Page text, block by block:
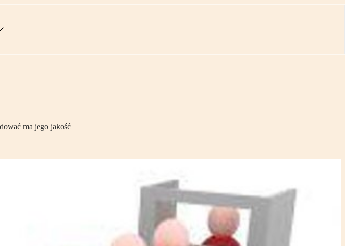
ma jego jakość